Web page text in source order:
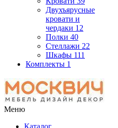
Двухъярусные
кровати и
чердаки 12
Полки 40
Стеллажи 22
Шкафы 111
Комплекты 1
Меню
Каталог